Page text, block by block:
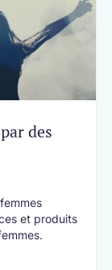
des
et produits